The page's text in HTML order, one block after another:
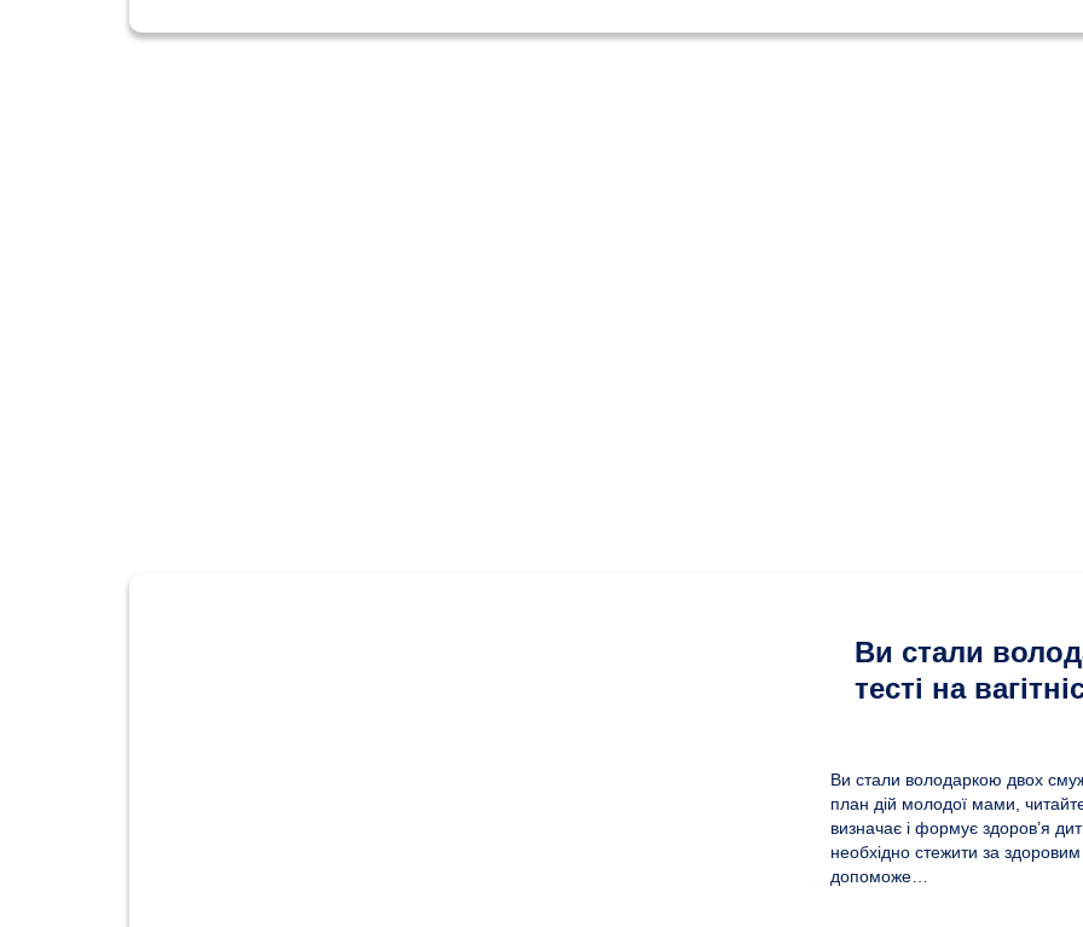
Ви стали
тесті на
Ви стали володаркою двох
план дій молодої мами,
визначає і формує здоров’я
необхідно стежити за здоровим
допоможе…